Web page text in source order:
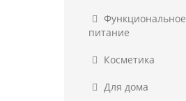
Функциональное
питание
Косметика
Для дома